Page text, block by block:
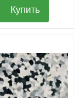
Купить